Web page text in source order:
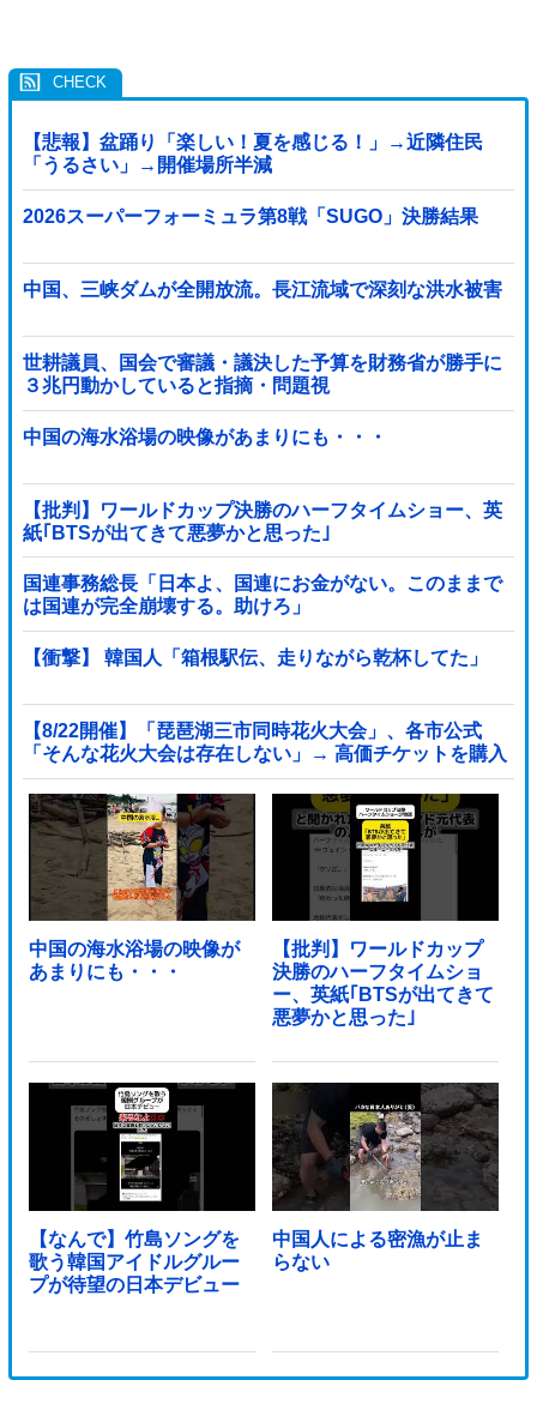
【悲報】盆踊り「楽しい！夏を感じる！」→近隣住民
「うるさい」→開催場所半減
2026スーパーフォーミュラ第8戦「SUGO」決勝結果
中国、三峡ダムが全開放流。長江流域で深刻な洪水被害
世耕議員、国会で審議・議決した予算を財務省が勝手に
３兆円動かしていると指摘・問題視
中国の海水浴場の映像があまりにも・・・
【批判】ワールドカップ決勝のハーフタイムショー、英
紙｢BTSが出てきて悪夢かと思った｣
国連事務総長「日本よ、国連にお金がない。このままで
は国連が完全崩壊する。助けろ」
【衝撃】 韓国人「箱根駅伝、走りながら乾杯してた」
【8/22開催】「琵琶湖三市同時花火大会」、各市公式
「そんな花火大会は存在しない」→ 高価チケットを購入
した人達がSNS阿鼻叫喚他
中国の海水浴場の映像が
あまりにも・・・
【批判】ワールドカップ
決勝のハーフタイムショ
ー、英紙｢BTSが出てきて
悪夢かと思った｣
【なんで】竹島ソングを
歌う韓国アイドルグルー
プが待望の日本デビュー
中国人による密漁が止ま
らない